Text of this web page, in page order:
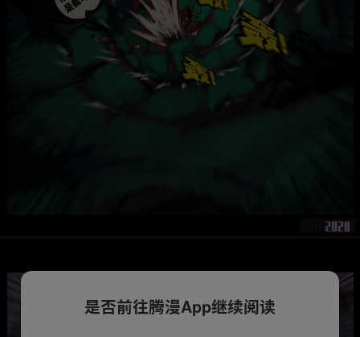
是否前往腾漫App继续阅读